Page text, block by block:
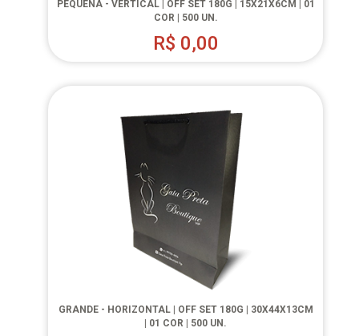
PEQUENA - VERTICAL | OFF SET 180G | 15X21X6CM | 01
COR | 500 UN.
R$ 0,00
GRANDE - HORIZONTAL | OFF SET 180G | 30X44X13CM
| 01 COR | 500 UN.